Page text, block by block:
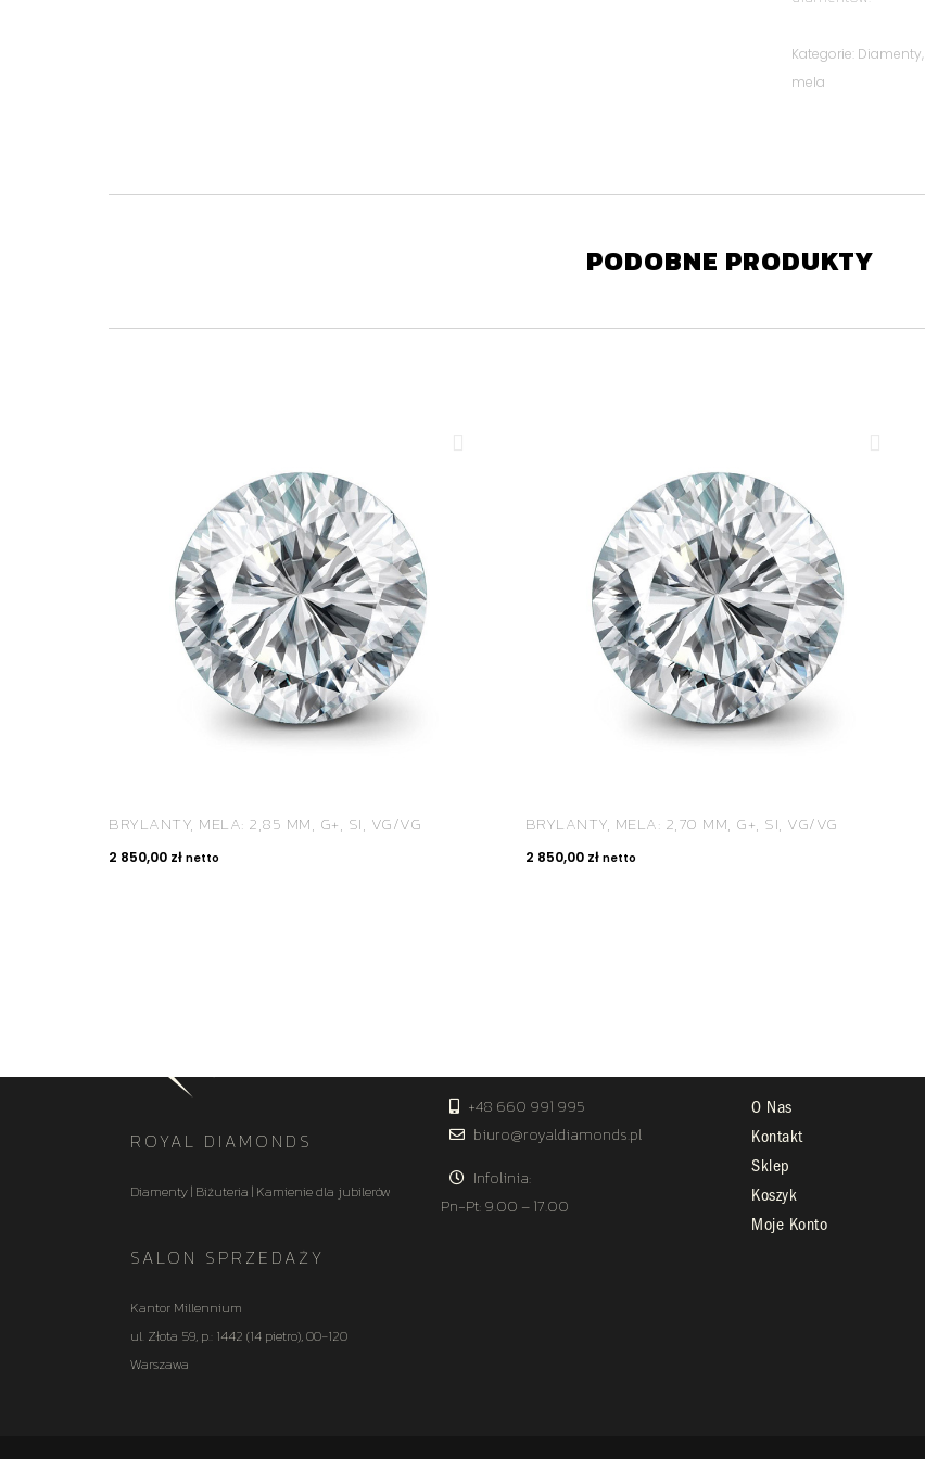
Kategorie: Diamenty,
mela
PODOBNE PRODUKTY
BRYLANTY, MELA: 2,85 MM, G+, SI, VG/VG
2 850,00 zł netto
BRYLANTY, MELA: 2,70 MM, G+, SI, VG/VG
2 850,00 zł netto
ROYAL DIAMONDS
Diamenty | Biżuteria | Kamienie dla jubilerów
SALON SPRZEDAŻY
Kantor Millennium
ul. Złota 59, p.: 1442 (14 pietro), 00-120
Warszawa
+48 660 991 995
biuro@royaldiamonds.pl
Infolinia:
Pn-Pt: 9.00 – 17.00
O Nas
Kontakt
Sklep
Koszyk
Moje Konto